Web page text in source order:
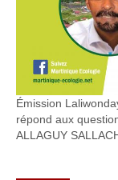
Émission
répond aux
ALLAGUY